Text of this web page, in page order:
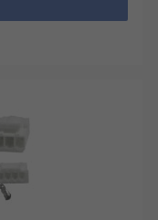
セサリは追
認し、防